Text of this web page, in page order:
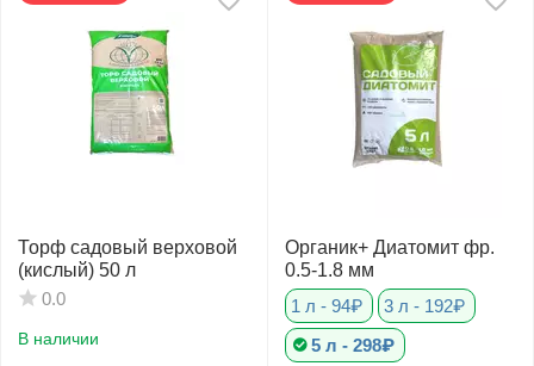
Торф садовый верховой
(кислый) 50 л
0.0
В наличии
Органик+ Диатомит фр.
0.5-1.8 мм
1 л - 94₽
3 л - 192₽
5 л - 298₽